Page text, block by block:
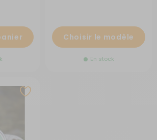
Choisir le modèle
En stock